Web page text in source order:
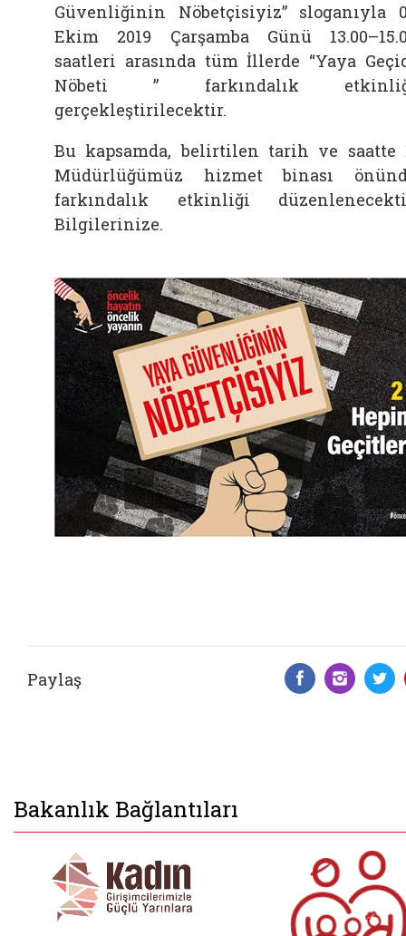
Güvenliğinin Nöbetçisiyiz” sloganıyla
Ekim 2019 Çarşamba Günü
saatleri arasında tüm İllerde “Yaya
Nöbeti ” farkındalık
gerçekleştirilecektir.
Bu kapsamda, belirtilen tarih ve saatte
Müdürlüğümüz hizmet binası
farkındalık etkinliği
Bilgilerinize.
Paylaş
Bakanlık Bağlantıları